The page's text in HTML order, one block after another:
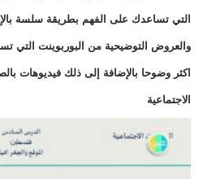
التي تساعدك على الفهم بطريقة سلسة
والعروض التوضيحية من البوربوينت التي
اكثر وضوحا بالإضافة إلى ذلك فيديوهات
الاجتماعية